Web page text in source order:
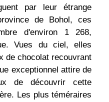
par leur étrange
de Bohol, ces
d'environ 1 268,
Vues du ciel, elles
de chocolat recouvrant
exceptionnel attire de
de découvrir cette
Les plus téméraires